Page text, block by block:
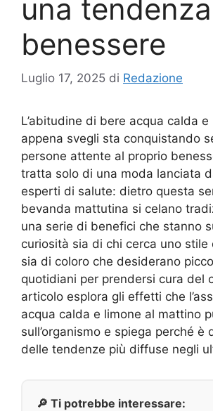
una
benessere
Luglio 17, 2025 di Redazione
L’abitudine di bere acqua calda e
appena svegli sta conquistando
persone attente al proprio
tratta solo di una moda lanciata
esperti di salute: dietro questa
bevanda mattutina si celano
una serie di benefici che stanno
curiosità sia di chi cerca uno stile
sia di coloro che desiderano
quotidiani per prendersi cura del
articolo esplora gli effetti che
acqua calda e limone al mattino
sull’organismo e spiega perché è
delle tendenze più diffuse negli
🔎 Ti potrebbe interessare: